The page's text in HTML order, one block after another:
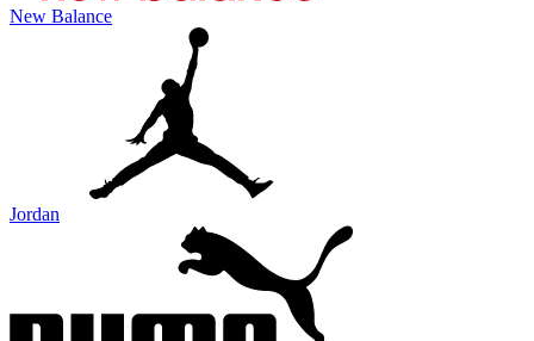
New Balance
Jordan